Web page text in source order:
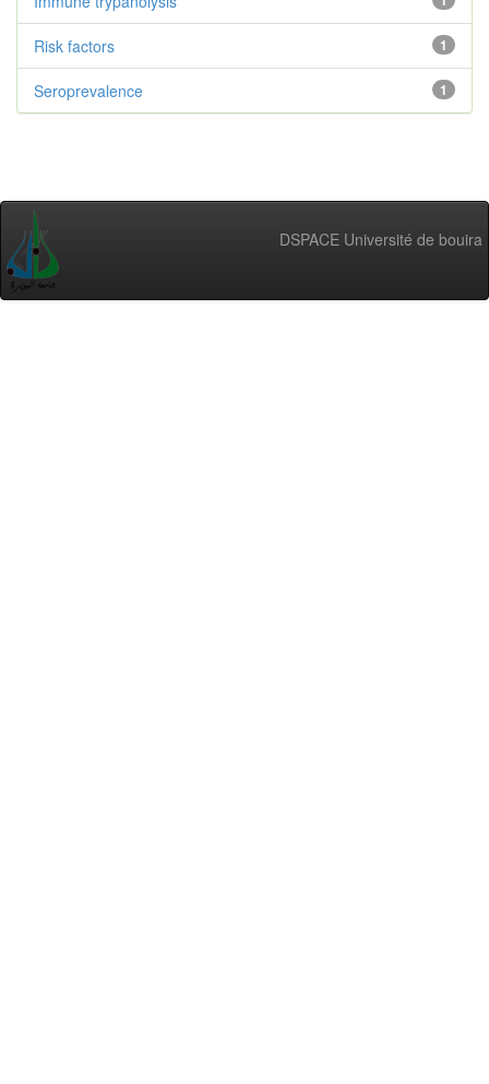
1
Risk factors
1
Seroprevalence
DSPACE Université de bouira